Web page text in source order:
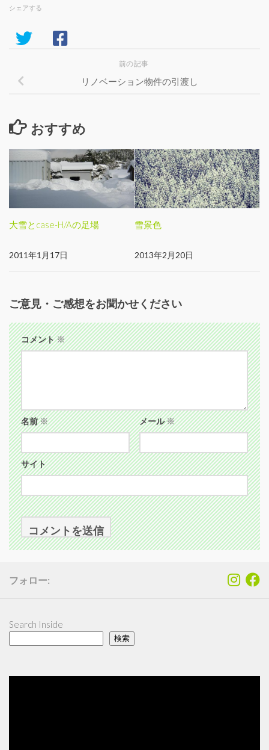
シェアする
前の記事
リノベーション物件の引渡し
おすすめ
大雪とcase-H/Aの足場
2011年1月17日
雪景色
2013年2月20日
ご意見・ご感想をお聞かせください
コメント※
名前※ メール※
サイト
フォロー:
Search Inside
検索